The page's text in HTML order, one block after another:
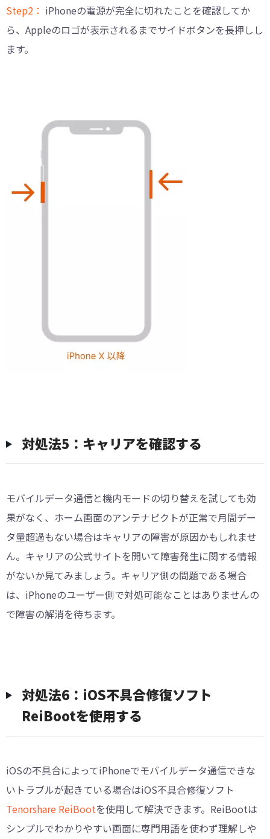
Step2： iPhoneの電源が完全に切れたことを確認してか
ら、Appleのロゴが表示されるまでサイドボタンを長押しし
ます。
対処法5：キャリアを確認する
モバイルデータ通信と機内モードの切り替えを試しても効
果がなく、ホーム画面のアンテナピクトが正常で月間デー
タ量超過もない場合はキャリアの障害が原因かもしれませ
ん。キャリアの公式サイトを開いて障害発生に関する情報
がないか見てみましょう。キャリア側の問題である場合
は、iPhoneのユーザー側で対処可能なことはありませんの
で障害の解消を待ちます。
対処法6：iOS不具合修復ソフト
ReiBootを使用する
iOSの不具合によってiPhoneでモバイルデータ通信できな
いトラブルが起きている場合はiOS不具合修復ソフト
Tenorshare ReiBootを使用して解決できます。ReiBootは
シンプルでわかりやすい画面に専門用語を使わず理解しや